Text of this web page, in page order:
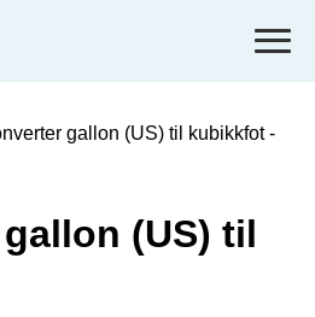
gallon (US) til kubikkfot -
(US) til